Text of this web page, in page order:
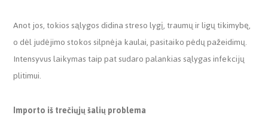
Anot jos, tokios sąlygos didina streso lygį, traumų ir ligų tikimybę,
o dėl judėjimo stokos silpnėja kaulai, pasitaiko pėdų pažeidimų.
Intensyvus laikymas taip pat sudaro palankias sąlygas infekcijų
plitimui.
Importo iš trečiųjų šalių problema